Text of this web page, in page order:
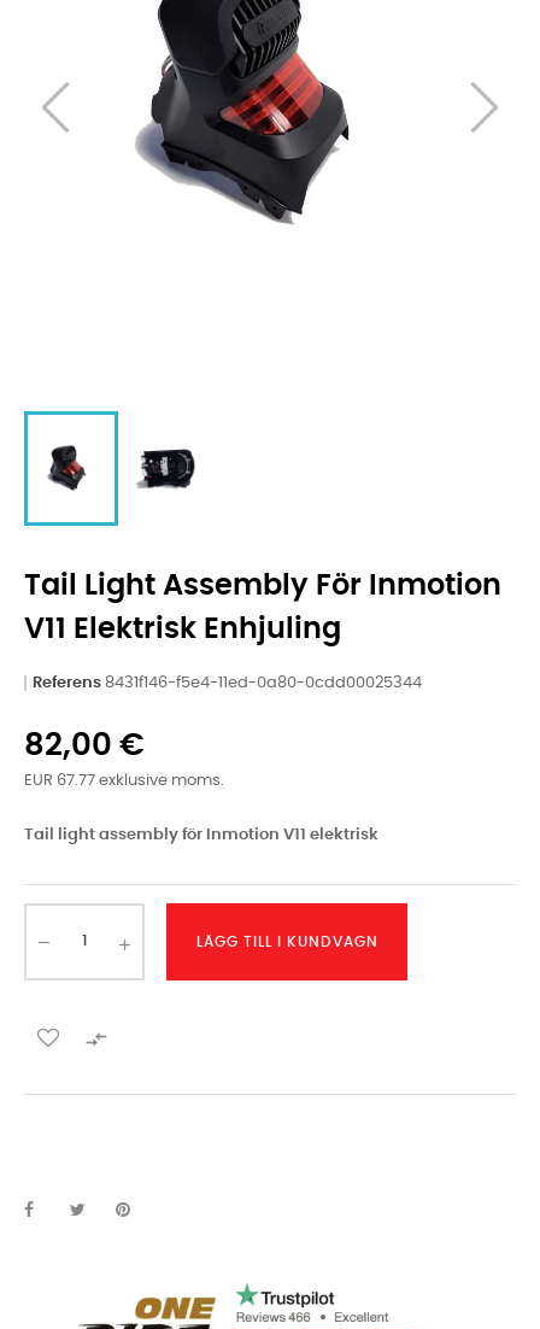
Tail Light Assembly För Inmotion
V11 Elektrisk Enhjuling
Referens 8431f146-f5e4-11ed-0a80-0cdd00025344
82,00 €
EUR 67.77 exklusive moms.
Tail light assembly för Inmotion V11 elektrisk
LÄGG TILL I KUNDVAGN
